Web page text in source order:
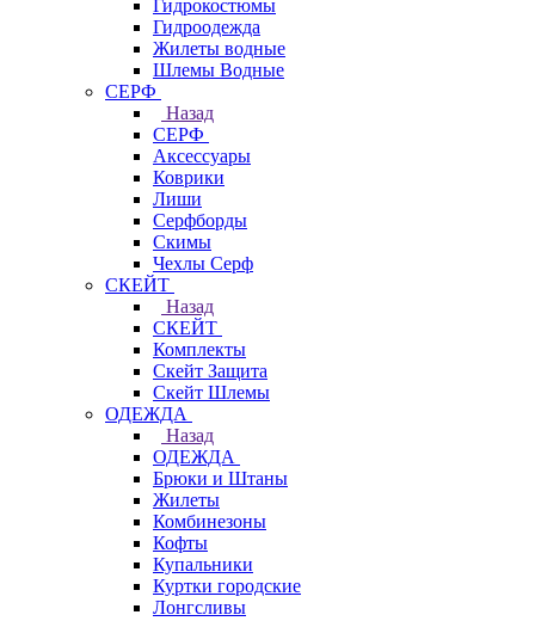
Гидрокостюмы
Гидроодежда
Жилеты водные
Шлемы Водные
СЕРФ
Назад
СЕРФ
Аксессуары
Коврики
Лиши
Серфборды
Скимы
Чехлы Cерф
СКЕЙТ
Назад
СКЕЙТ
Комплекты
Скейт Защита
Скейт Шлемы
ОДЕЖДА
Назад
ОДЕЖДА
Брюки и Штаны
Жилеты
Комбинезоны
Кофты
Купальники
Куртки городские
Лонгсливы